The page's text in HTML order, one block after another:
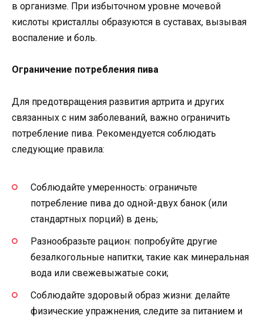
в организме. При избыточном уровне мочевой
кислоты кристаллы образуются в суставах, вызывая
воспаление и боль.
Ограничение потребления пива
Для предотвращения развития артрита и других
связанных с ним заболеваний, важно ограничить
потребление пива. Рекомендуется соблюдать
следующие правила:
Соблюдайте умеренность: ограничьте
потребление пива до одной-двух банок (или
стандартных порций) в день;
Разнообразьте рацион: попробуйте другие
безалкогольные напитки, такие как минеральная
вода или свежевыжатые соки;
Соблюдайте здоровый образ жизни: делайте
физические упражнения, следите за питанием и